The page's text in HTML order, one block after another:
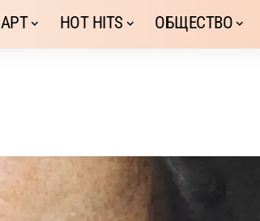
АРТ HOT HITS ОБЩЕСТВО